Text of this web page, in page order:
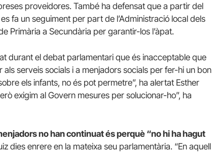
proveidores. També ha defensat que a partir del
fa un seguiment per part de l’Administració local dels
Primària a Secundària per garantir-los l’àpat.
durant el debat parlamentari que és inacceptable que
als serveis socials i a menjadors socials per fer-hi un bon
els infants, no és pot permetre”, ha alertat Esther
exigim al Govern mesures per solucionar-ho”, ha
no han continuat és perquè “no hi ha hagut
dies enrere en la mateixa seu parlamentària. “En aquell